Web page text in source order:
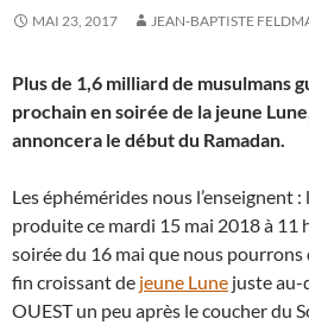
MAI 23, 2017 JEAN-BAPTISTE
Plus de 1,6 milliard de musulmans
prochain en soirée de la jeune
annoncera le début du Ramadan.
Les éphémérides nous l’enseignent :
produite ce mardi 15 mai 2018 à 11
soirée du 16 mai que nous
fin croissant de jeune Lune juste au-
OUEST un peu après le coucher du